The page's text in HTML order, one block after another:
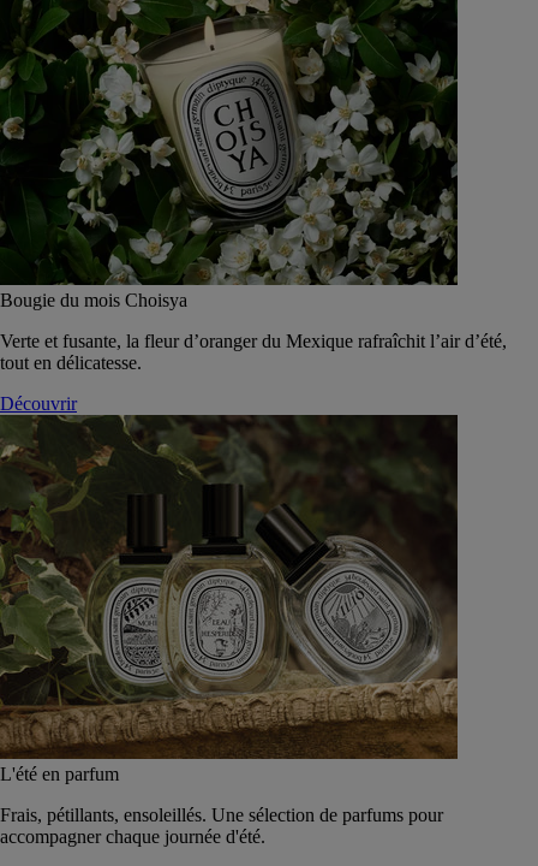
Bougie du mois Choisya
Verte et fusante, la fleur d’oranger du Mexique rafraîchit l’air d’été,
tout en délicatesse.
Découvrir
L'été en parfum
Frais, pétillants, ensoleillés. Une sélection de parfums pour
accompagner chaque journée d'été.